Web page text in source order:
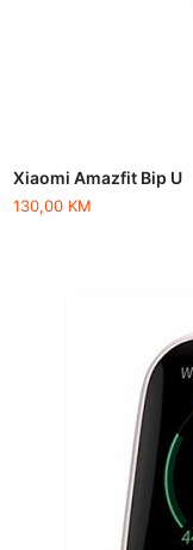
Xiaomi Amazfit Bip U
130,00 KM